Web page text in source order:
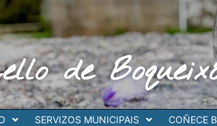
de
SERVIZOS MUNICIPAIS COÑECE